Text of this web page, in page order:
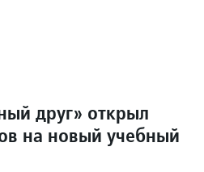
друг» открыл
на новый учебный